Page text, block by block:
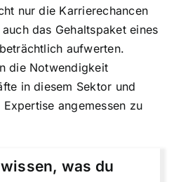
nur die Karrierechancen
das Gehaltspaket eines
aufwerten.
die Notwendigkeit
in diesem Sektor und
angemessen zu
was du